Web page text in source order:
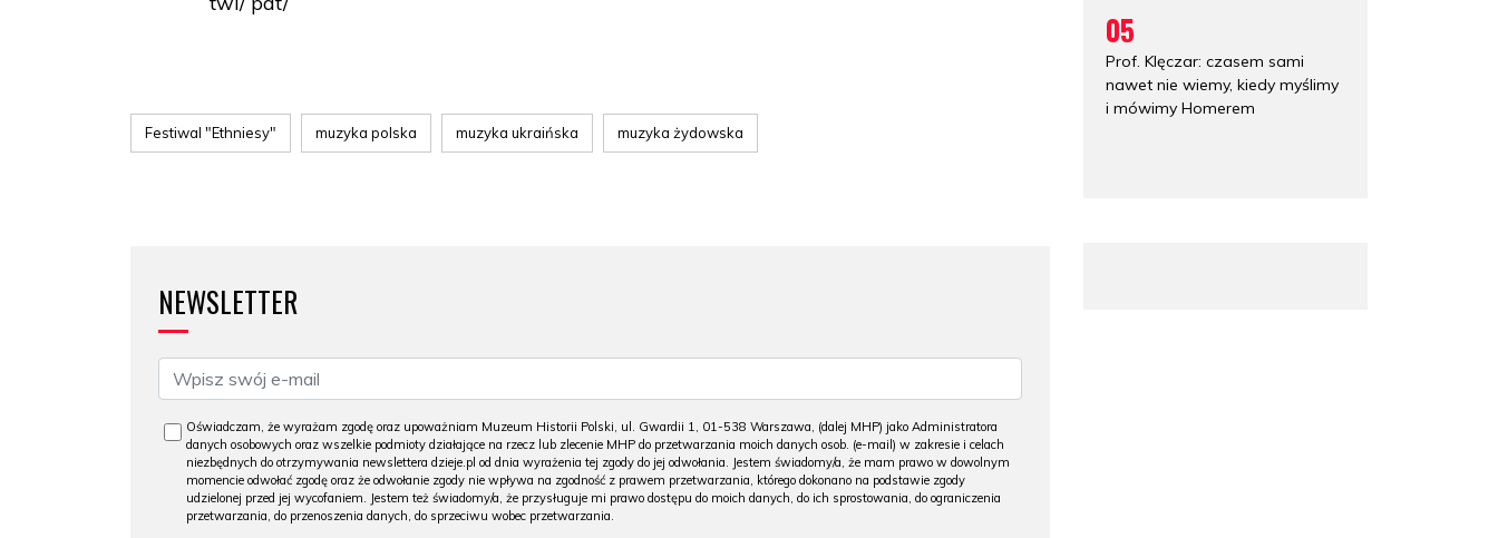
Festiwal "Ethniesy" muzyka polska muzyka ukraińska muzyka żydowska
NEWSLETTER
Oświadczam, że wyrażam zgodę oraz upoważniam Muzeum Historii Polski, ul. Gwardii 1, 01-538 Warszawa, (dalej MHP) jako Administratora
danych osobowych oraz wszelkie podmioty działające na rzecz lub zlecenie MHP do przetwarzania moich danych osob. (e-mail) w zakresie i celach
niezbędnych do otrzymywania newslettera dzieje.pl od dnia wyrażenia tej zgody do jej odwołania. Jestem świadomy/a, że mam prawo w dowolnym
momencie odwołać zgodę oraz że odwołanie zgody nie wpływa na zgodność z prawem przetwarzania, którego dokonano na podstawie zgody
udzielonej przed jej wycofaniem. Jestem też świadomy/a, że przysługuje mi prawo dostępu do moich danych, do ich sprostowania, do ograniczenia
przetwarzania, do przenoszenia danych, do sprzeciwu wobec przetwarzania.
05
Prof. Klęczar: czasem sami
nawet nie wiemy, kiedy myślimy
i mówimy Homerem